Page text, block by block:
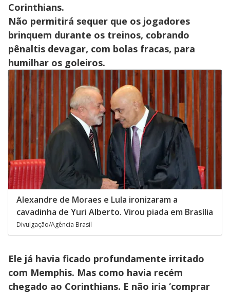
Corinthians.
Não permitirá sequer que os jogadores
brinquem durante os treinos, cobrando
pênaltis devagar, com bolas fracas, para
humilhar os goleiros.
Alexandre de Moraes e Lula ironizaram a
cavadinha de Yuri Alberto. Virou piada em Brasília
Divulgação/Agência Brasil
Ele já havia ficado profundamente irritado
com Memphis. Mas como havia recém
chegado ao Corinthians. E não iria ‘comprar